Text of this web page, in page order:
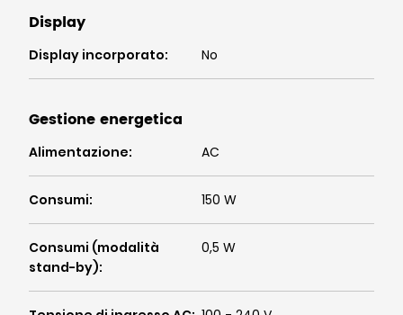
Display
Display incorporato: No
Gestione energetica
Alimentazione: AC
Consumi: 150 W
Consumi (modalità
stand-by):
0,5 W